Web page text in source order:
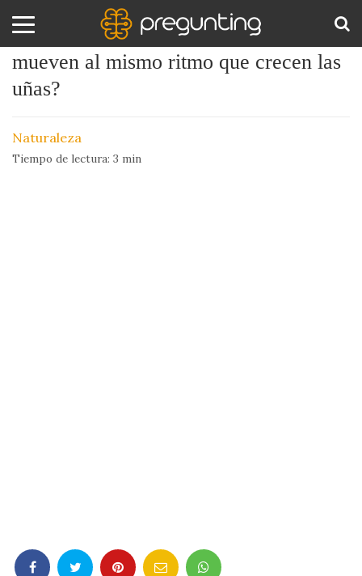
Amor
y
Animales
Historia
¿Sabías que las placas continentales se
mueven al mismo ritmo que crecen las
uñas?
Naturaleza
Tiempo de lectura: 3 min